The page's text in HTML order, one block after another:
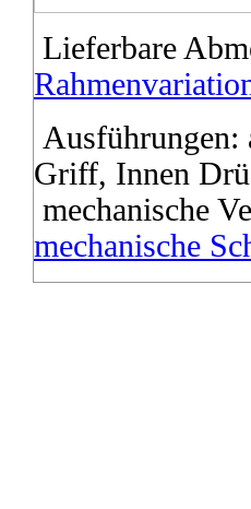
Lieferbare
Griff, Innen
mechanische
mechanische